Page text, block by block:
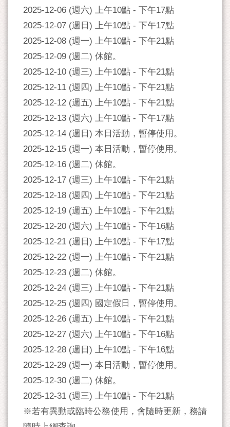
2025-12-06 (週六) 上午10點 - 下午17點
2025-12-07 (週日) 上午10點 - 下午17點
2025-12-08 (週一) 上午10點 - 下午21點
2025-12-09 (週二) 休館。
2025-12-10 (週三) 上午10點 - 下午21點
2025-12-11 (週四) 上午10點 - 下午21點
2025-12-12 (週五) 上午10點 - 下午21點
2025-12-13 (週六) 上午10點 - 下午17點
2025-12-14 (週日) 本日活動，暫停使用。
2025-12-15 (週一) 本日活動，暫停使用。
2025-12-16 (週二) 休館。
2025-12-17 (週三) 上午10點 - 下午21點
2025-12-18 (週四) 上午10點 - 下午21點
2025-12-19 (週五) 上午10點 - 下午21點
2025-12-20 (週六) 上午10點 - 下午16點
2025-12-21 (週日) 上午10點 - 下午17點
2025-12-22 (週一) 上午10點 - 下午21點
2025-12-23 (週二) 休館。
2025-12-24 (週三) 上午10點 - 下午21點
2025-12-25 (週四) 國定假日，暫停使用。
2025-12-26 (週五) 上午10點 - 下午21點
2025-12-27 (週六) 上午10點 - 下午16點
2025-12-28 (週日) 上午10點 - 下午16點
2025-12-29 (週一) 本日活動，暫停使用。
2025-12-30 (週二) 休館。
2025-12-31 (週三) 上午10點 - 下午21點
※若有異動或臨時公務使用，會隨時更新，務請